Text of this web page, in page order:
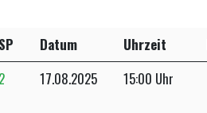
SP Datum Uhrzeit
2
17.08.2025 15:00 Uhr